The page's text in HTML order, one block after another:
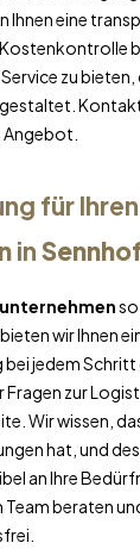
Ihnen eine
zu bieten,
für Ihren
in
so
wir Ihnen
jedem Schritt
zur
Wir wissen,
hat, und
an Ihre
beraten